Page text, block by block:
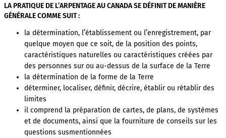
LA PRATIQUE DE L’ARPENTAGE AU CANADA SE DÉFINIT DE MANIÈRE
GÉNÉRALE COMME SUIT :
la détermination, l’établissement ou l’enregistrement, par
quelque moyen que ce soit, de la position des points,
caractéristiques naturelles ou caractéristiques créées par
des personnes sur ou au-dessus de la surface de la Terre
la détermination de la forme de la Terre
déterminer, localiser, définir, décrire, établir ou rétablir des
limites
il comprend la préparation de cartes, de plans, de systèmes
et de documents, ainsi que la fourniture de conseils sur les
questions susmentionnées